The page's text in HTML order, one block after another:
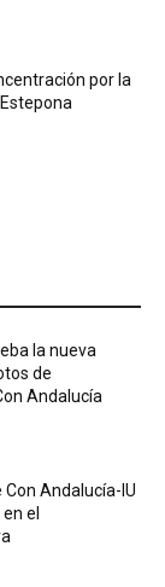
por la
la nueva
de
Andalucía
Andalucía-IU
el